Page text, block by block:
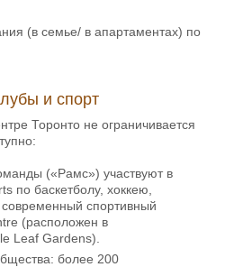
(в семье/ в апартаментах) по
и спорт
Торонто не ограничивается
(«Рамс») участвуют в
по баскетболу, хоккею,
спортивный
(расположен в
Leaf Gardens).
более 200